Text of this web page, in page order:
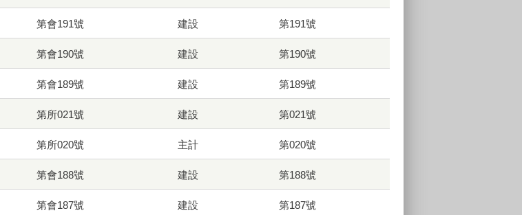
第會191號 建設 第191號
第會190號 建設 第190號
第會189號 建設 第189號
第所021號 建設 第021號
第所020號 主計 第020號
第會188號 建設 第188號
第會187號 建設 第187號